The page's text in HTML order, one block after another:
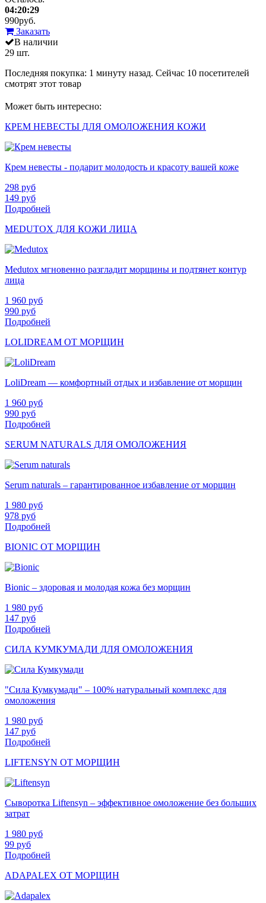
04:20:29
990руб.
Заказать
В наличии
29 шт.
Последняя покупка: 1 минуту назад. Сейчас 10 посетителей
смотрят этот товар
Может быть интересно:
КРЕМ НЕВЕСТЫ ДЛЯ ОМОЛОЖЕНИЯ КОЖИ
Крем невесты - подарит молодость и красоту вашей коже
298 руб
149 руб
Подробней
MEDUTOX ДЛЯ КОЖИ ЛИЦА
Medutox мгновенно разгладит морщины и подтянет контур
лица
1 960 руб
990 руб
Подробней
LOLIDREAM ОТ МОРЩИН
LoliDream — комфортный отдых и избавление от морщин
1 960 руб
990 руб
Подробней
SERUM NATURALS ДЛЯ ОМОЛОЖЕНИЯ
Serum naturals – гарантированное избавление от морщин
1 980 руб
978 руб
Подробней
BIONIC ОТ МОРЩИН
Bionic – здоровая и молодая кожа без морщин
1 980 руб
147 руб
Подробней
СИЛА КУМКУМАДИ ДЛЯ ОМОЛОЖЕНИЯ
"Сила Кумкумади" – 100% натуральный комплекс для
омоложения
1 980 руб
147 руб
Подробней
LIFTENSYN ОТ МОРЩИН
Сыворотка Liftensyn – эффективное омоложение без больших
затрат
1 980 руб
99 руб
Подробней
ADAPALEX ОТ МОРЩИН